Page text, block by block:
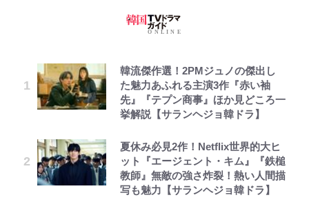
韓流傑作選！2PMジュノの傑出し
た魅力あふれる主演3作『赤い袖
先』『テプン商事』ほか見どころ一
挙解説【サランヘジョ韓ドラ】
夏休み必見2作！Netflix世界的大ヒ
ット『エージェント・キム』『鉄槌
教師』無敵の強さ炸裂！熱い人間描
写も魅力【サランヘジョ韓ドラ】